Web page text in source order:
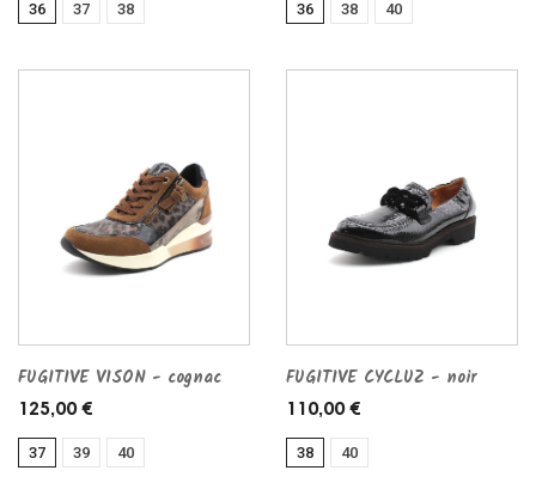
36 37 38 36 38 40
FUGITIVE VISON - cognac
125,00 €
37 39 40
FUGITIVE CYCLUZ - noir
110,00 €
38 40